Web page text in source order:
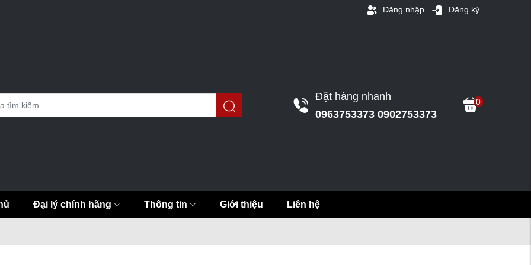
Đăng nhập Đăng ký
Đặt hàng nhanh
0963753373 0902753373
0
Đại lý chính hãng Thông tin Giới thiệu Liên hệ